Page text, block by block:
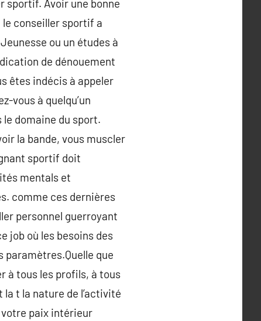
sportif. Avoir une bonne
conseiller sportif a
ou un études à
de dénouement
êtes indécis à appeler
vous à quelqu’un
le domaine du sport.
la bande, vous muscler
sportif doit
mentals et
comme ces dernières
personnel guerroyant
job où les besoins des
que
à tous les profils, à tous
t la nature de l’activité
votre paix intérieur